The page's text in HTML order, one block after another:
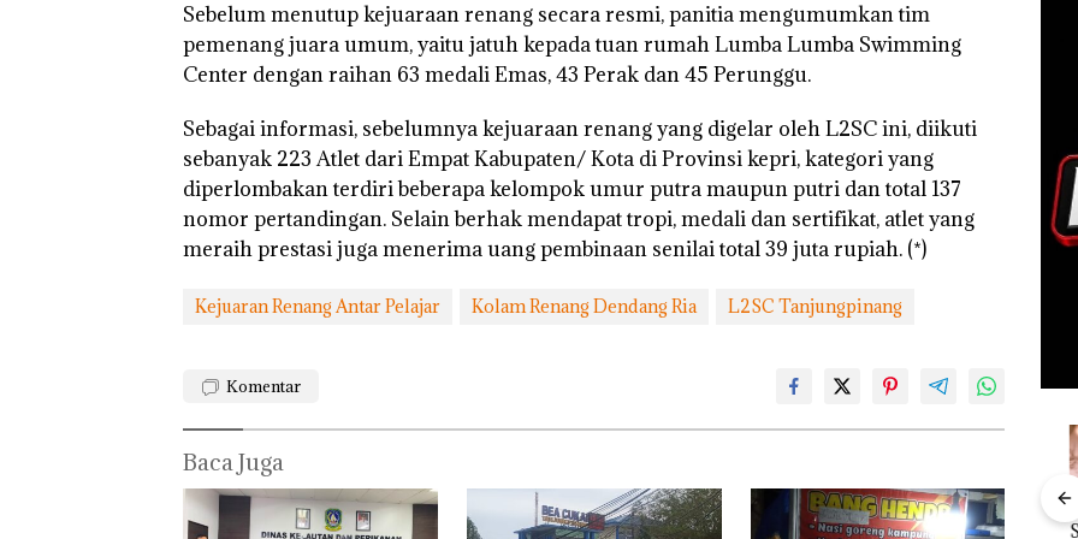
Sebelum menutup kejuaraan renang secara resmi, panitia mengumumkan tim
pemenang juara umum, yaitu jatuh kepada tuan rumah Lumba Lumba Swimming
Center dengan raihan 63 medali Emas, 43 Perak dan 45 Perunggu.
Sebagai informasi, sebelumnya kejuaraan renang yang digelar oleh L2SC ini, diikuti
sebanyak 223 Atlet dari Empat Kabupaten/ Kota di Provinsi kepri, kategori yang
diperlombakan terdiri beberapa kelompok umur putra maupun putri dan total 137
nomor pertandingan. Selain berhak mendapat tropi, medali dan sertifikat, atlet yang
meraih prestasi juga menerima uang pembinaan senilai total 39 juta rupiah. (*)
Kejuaran Renang Antar Pelajar Kolam Renang Dendang Ria L2SC Tanjungpinang
Komentar
Baca Juga
Rayakan
Semangat
‎Soal
Pengerukan
Pidana,
“Double
Winner”,
Dekan FIKP
UMRAH:
Kejari
Natuna